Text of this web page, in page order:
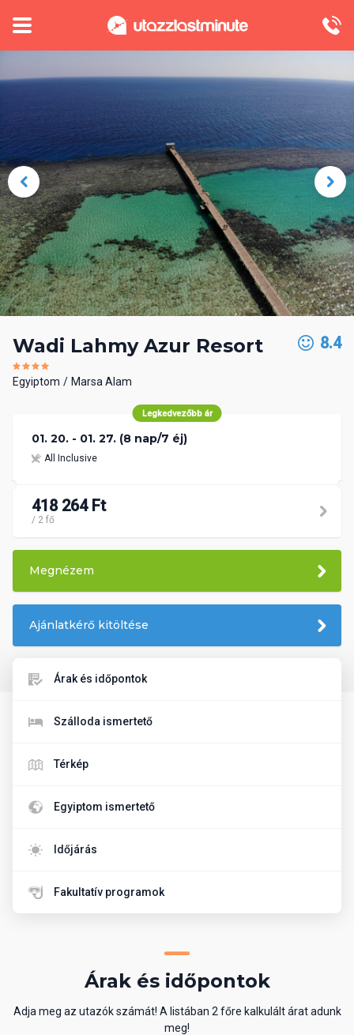
Wadi Lahmy Azur Resort
Egyiptom Marsa Alam
8.4
Legkedvezőbb ár
01. 20. - 01. 27. (8 nap/7 éj)
All Inclusive
418 264 Ft
/ 2 fő
Megnézem
Ajánlatkérő kitöltése
Árak és időpontok
Szálloda ismertető
Térkép
Egyiptom ismertető
Időjárás
Fakultatív programok
Árak és időpontok
Adja meg az utazók számát! A listában 2 főre kalkulált árat adunk
meg!